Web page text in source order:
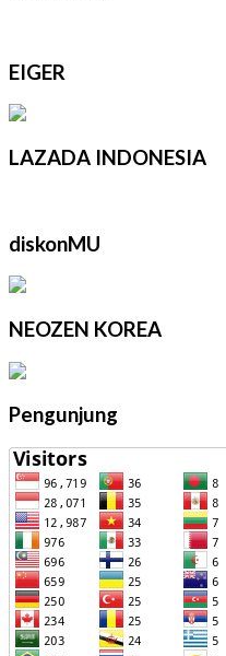
EIGER
LAZADA INDONESIA
diskonMU
NEOZEN KOREA
Pengunjung